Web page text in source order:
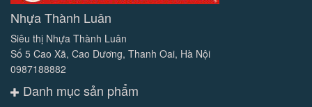
Nhựa Thành Luân
Siêu thị Nhựa Thành Luân
Số 5 Cao Xã, Cao Dương, Thanh Oai, Hà Nội
0987188882
Danh mục sản phẩm